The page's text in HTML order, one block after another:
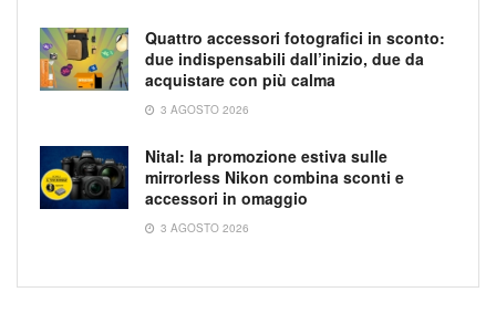
Quattro accessori fotografici in sconto:
due indispensabili dall’inizio, due da
acquistare con più calma
3 AGOSTO 2026
Nital: la promozione estiva sulle
mirrorless Nikon combina sconti e
accessori in omaggio
3 AGOSTO 2026